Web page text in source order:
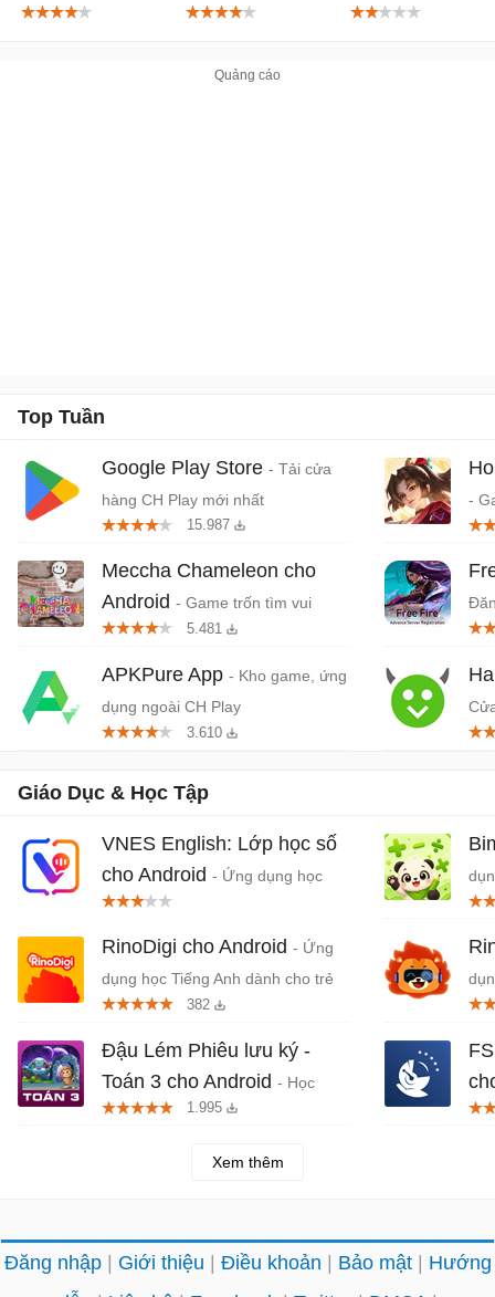
bài online
Top Tuần
Google Play Store - Tải cửa
hàng CH Play mới nhất
15.987
Meccha Chameleon cho
Android - Game trốn tìm vui
nhộn nhiều người chơi
5.481
APKPure App - Kho game, ứng
dụng ngoài CH Play
3.610
-
Da
Giáo Dục & Học Tập
VNES English: Lớp học số
cho Android - Ứng dụng học
Tiếng Anh trực tuyến
RinoDigi cho Android - Ứng
dụng học Tiếng Anh dành cho trẻ
em
382
Đậu Lém Phiêu lưu ký -
Toán 3 cho Android - Học
Toán lớp 3 trên Android
1.995
1
duy
Xem thêm
Đăng nhập Giới thiệu Điều khoản Bảo mật
Hướng